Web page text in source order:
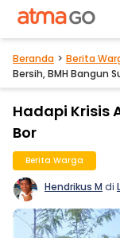
Beranda Berita
Bersih, BMH Bangun
Hadapi Krisis
Bor
Berita Warga
Hendrikus M di